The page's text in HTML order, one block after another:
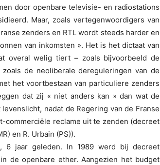
door openbare televisie- en radiostations
Maar, zoals vertegenwoordigers van
zenders en RTL wordt steeds harder en
van inkomsten ». Het is het dictaat van
overal welig tiert – zoals bijvoorbeeld de
de neoliberale dereguleringen van de
het voortbestaan van particuliere zenders
dat zij « niet anders kan » dan wat de
nadat de Regering van de Franse
commerciële reclame uit te zenden (decreet
en R. Urbain (PS)).
6 jaar geleden. In 1989 werd bij decreet
de openbare ether. Aangezien het budget